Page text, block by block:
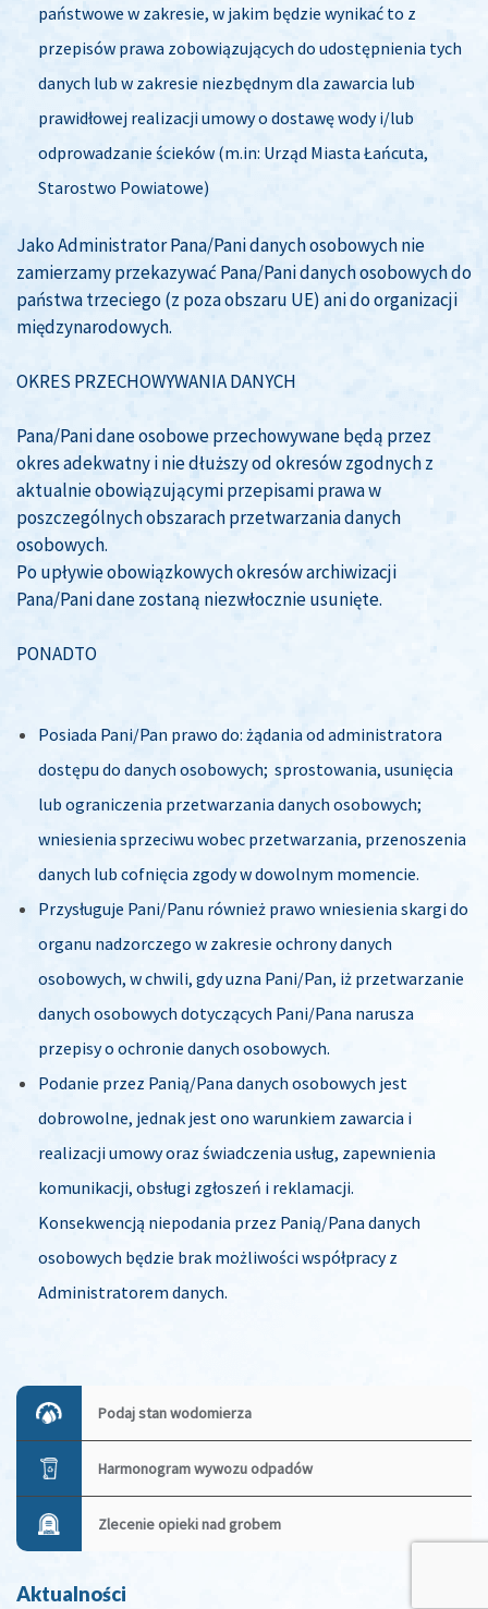
państwowe w zakresie, w jakim będzie wynikać to z
przepisów prawa zobowiązujących do udostępnienia tych
danych lub w zakresie niezbędnym dla zawarcia lub
prawidłowej realizacji umowy o dostawę wody i/lub
odprowadzanie ścieków (m.in: Urząd Miasta Łańcuta,
Starostwo Powiatowe)
Jako Administrator Pana/Pani danych osobowych nie
zamierzamy przekazywać Pana/Pani danych osobowych do
państwa trzeciego (z poza obszaru UE) ani do organizacji
międzynarodowych.
OKRES PRZECHOWYWANIA DANYCH
Pana/Pani dane osobowe przechowywane będą przez
okres adekwatny i nie dłuższy od okresów zgodnych z
aktualnie obowiązującymi przepisami prawa w
poszczególnych obszarach przetwarzania danych
osobowych.
Po upływie obowiązkowych okresów archiwizacji
Pana/Pani dane zostaną niezwłocznie usunięte.
PONADTO
Posiada Pani/Pan prawo do: żądania od administratora
dostępu do danych osobowych; sprostowania, usunięcia
lub ograniczenia przetwarzania danych osobowych;
wniesienia sprzeciwu wobec przetwarzania, przenoszenia
danych lub cofnięcia zgody w dowolnym momencie.
Przysługuje Pani/Panu również prawo wniesienia skargi do
organu nadzorczego w zakresie ochrony danych
osobowych, w chwili, gdy uzna Pani/Pan, iż przetwarzanie
danych osobowych dotyczących Pani/Pana narusza
przepisy o ochronie danych osobowych.
Podanie przez Panią/Pana danych osobowych jest
dobrowolne, jednak jest ono warunkiem zawarcia i
realizacji umowy oraz świadczenia usług, zapewnienia
komunikacji, obsługi zgłoszeń i reklamacji.
Konsekwencją niepodania przez Panią/Pana danych
osobowych będzie brak możliwości współpracy z
Administratorem danych.
Podaj stan wodomierza
Harmonogram wywozu odpadów
Zlecenie opieki nad grobem
Aktualności